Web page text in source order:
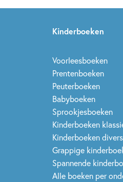
Kinderboeken
Voorleesboeken
Prentenboeken
Peuterboeken
Babyboeken
Sprookjesboeken
Kinderboeken
Kinderboeken
Grappige
Spannende
Alle boeken per